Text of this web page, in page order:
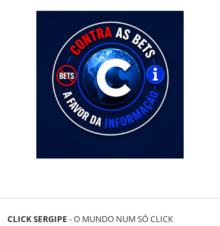
CLICK SERGIPE - O MUNDO NUM SÓ CLICK